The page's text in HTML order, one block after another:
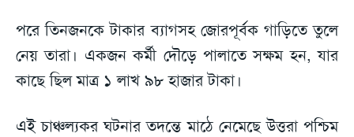
পরে তিনজনকে টাকার ব্যাগসহ জোরপূর্বক গাড়িতে তুলে
নেয় তারা। একজন কর্মী দৌড়ে পালাতে সক্ষম হন, যার
কাছে ছিল মাত্র ১ লাখ ৯৮ হাজার টাকা।
এই চাঞ্চল্যকর ঘটনার তদন্তে মাঠে নেমেছে উত্তরা পশ্চিম